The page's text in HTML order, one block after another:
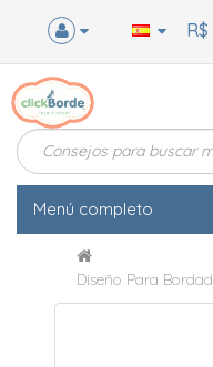
R$
Menú completo
Diseño Para